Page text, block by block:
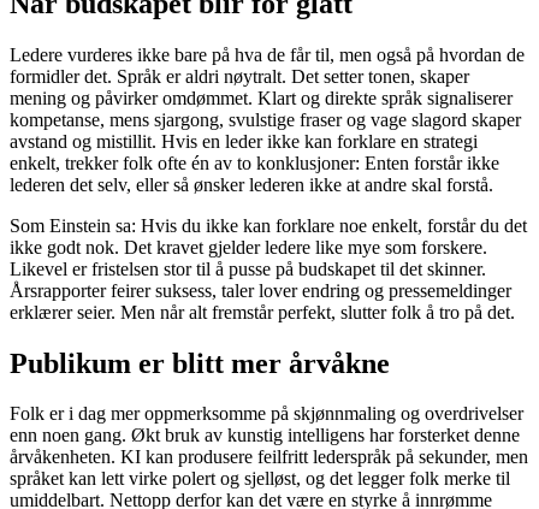
Ledere vurderes ikke bare på hva de får til, men også på hvordan de
formidler det. Språk er aldri nøytralt. Det setter tonen, skaper
mening og påvirker omdømmet. Klart og direkte språk signaliserer
kompetanse, mens sjargong, svulstige fraser og vage slagord skaper
avstand og mistillit. Hvis en leder ikke kan forklare en strategi
enkelt, trekker folk ofte én av to konklusjoner: Enten forstår ikke
lederen det selv, eller så ønsker lederen ikke at andre skal forstå.
Som Einstein sa: Hvis du ikke kan forklare noe enkelt, forstår du det
ikke godt nok. Det kravet gjelder ledere like mye som forskere.
Likevel er fristelsen stor til å pusse på budskapet til det skinner.
Årsrapporter feirer suksess, taler lover endring og pressemeldinger
erklærer seier. Men når alt fremstår perfekt, slutter folk å tro på det.
Publikum er blitt mer årvåkne
Folk er i dag mer oppmerksomme på skjønnmaling og overdrivelser
enn noen gang. Økt bruk av kunstig intelligens har forsterket denne
årvåkenheten. KI kan produsere feilfritt lederspråk på sekunder, men
språket kan lett virke polert og sjelløst, og det legger folk merke til
umiddelbart. Nettopp derfor kan det være en styrke å innrømme